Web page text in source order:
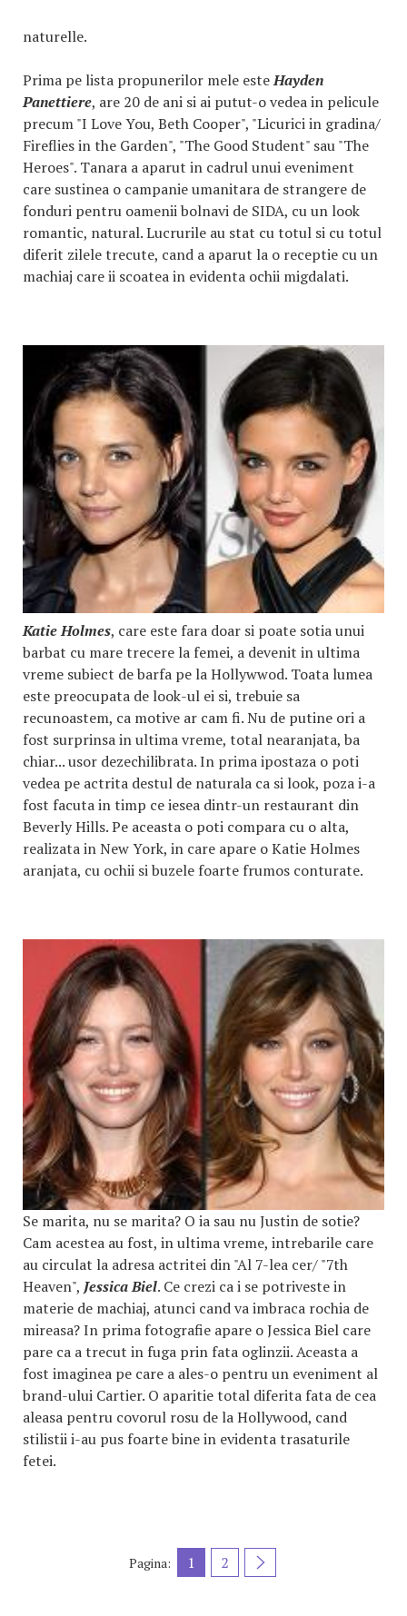
naturelle.
Prima pe lista propunerilor mele esteHayden
Panettiere, are 20 de ani si ai putut-o vedea in pelicule
precum "I Love You, Beth Cooper", "Licurici in gradina/
Fireflies in the Garden", "The Good Student" sau "The
Heroes". Tanara a aparut in cadrul unui eveniment
care sustinea o campanie umanitara de strangere de
fonduri pentru oamenii bolnavi de SIDA, cu un look
romantic, natural. Lucrurile au stat cu totul si cu totul
diferit zilele trecute, cand a aparut la o receptie cu un
machiaj care ii scoatea in evidenta ochii migdalati.
Katie Holmes, care este fara doar si poate sotia unui
barbat cu mare trecere la femei, a devenit in ultima
vreme subiect de barfa pe la Hollywwod. Toata lumea
este preocupata de look-ul ei si, trebuie sa
recunoastem, ca motive ar cam fi. Nu de putine ori a
fost surprinsa in ultima vreme, total nearanjata, ba
chiar... usor dezechilibrata. In prima ipostaza o poti
vedea pe actrita destul de naturala ca si look, poza i-a
fost facuta in timp ce iesea dintr-un restaurant din
Beverly Hills. Pe aceasta o poti compara cu o alta,
realizata in New York, in care apare o Katie Holmes
aranjata, cu ochii si buzele foarte frumos conturate.
Se marita, nu se marita? O ia sau nu Justin de sotie?
Cam acestea au fost, in ultima vreme, intrebarile care
au circulat la adresa actritei din "Al 7-lea cer/ "7th
Heaven", Jessica Biel. Ce crezi ca i se potriveste in
materie de machiaj, atunci cand va imbraca rochia de
mireasa? In prima fotografie apare o Jessica Biel care
pare ca a trecut in fuga prin fata oglinzii. Aceasta a
fost imaginea pe care a ales-o pentru un eveniment al
brand-ului Cartier. O aparitie total diferita fata de cea
aleasa pentru covorul rosu de la Hollywood, cand
stilistii i-au pus foarte bine in evidenta trasaturile
fetei.
Pagina: 1 2